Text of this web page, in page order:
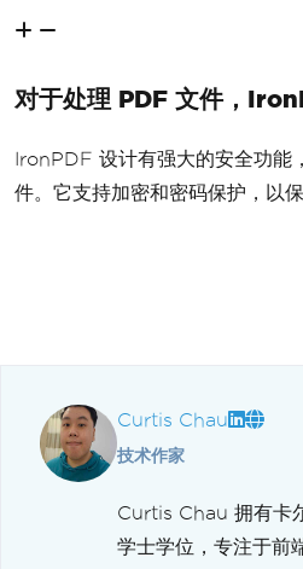
对于处理 PDF 文件，
IronPDF 设计有强大的安全功能
件。它支持加密和密码保护，以保
Curtis Chau
技术作家
Curtis Chau 拥有卡
学士学位，专注于前